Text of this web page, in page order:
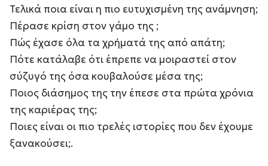
Τελικά ποια είναι η πιο ευτυχισμένη της ανάμνηση;
Πέρασε κρίση στον γάμο της ;
Πώς έχασε όλα τα χρήματά της από απάτη;
Πότε κατάλαβε ότι έπρεπε να μοιραστεί στον
σύζυγό της όσα κουβαλούσε μέσα της;
Ποιος διάσημος της την έπεσε στα πρώτα χρόνια
της καριέρας της;
Ποιες είναι οι πιο τρελές ιστορίες που δεν έχουμε
ξανακούσει;.